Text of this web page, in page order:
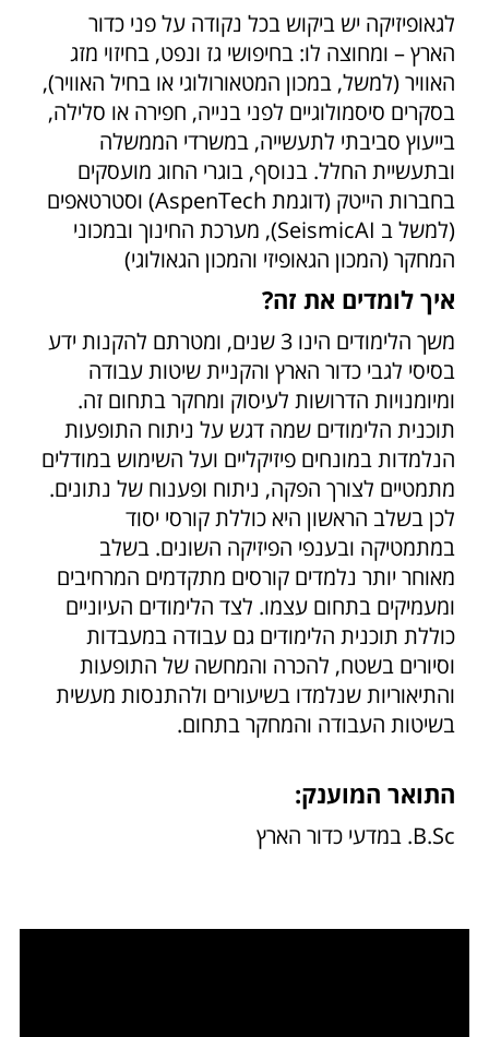
לגאופיזיקה יש ביקוש בכל נקודה על פני כדור
הארץ – ומחוצה לו: בחיפושי גז ונפט, בחיזוי מזג
האוויר (למשל, במכון המטאורולוגי או בחיל האוויר),
בסקרים סיסמולוגיים לפני בנייה, חפירה או סלילה,
בייעוץ סביבתי לתעשייה, במשרדי הממשלה
ובתעשיית החלל. בנוסף, בוגרי החוג מועסקים
בחברות הייטק (דוגמת AspenTech) וסטרטאפים
(למשל ב SeismicAI), מערכת החינוך ובמכוני
המחקר (המכון הגאופיזי והמכון הגאולוגי)
איך לומדים את זה?
משך הלימודים הינו 3 שנים, ומטרתם להקנות ידע
בסיסי לגבי כדור הארץ והקניית שיטות עבודה
ומיומנויות הדרושות לעיסוק ומחקר בתחום זה.
תוכנית הלימודים שמה דגש על ניתוח התופעות
הנלמדות במונחים פיזיקליים ועל השימוש במודלים
מתמטיים לצורך הפקה, ניתוח ופענוח של נתונים.
לכן בשלב הראשון היא כוללת קורסי יסוד
במתמטיקה ובענפי הפיזיקה השונים. בשלב
מאוחר יותר נלמדים קורסים מתקדמים המרחיבים
ומעמיקים בתחום עצמו. לצד הלימודים העיוניים
כוללת תוכנית הלימודים גם עבודה במעבדות
וסיורים בשטח, להכרה והמחשה של התופעות
והתיאוריות שנלמדו בשיעורים ולהתנסות מעשית
בשיטות העבודה והמחקר בתחום.
התואר המוענק:
B.Sc. במדעי כדור הארץ